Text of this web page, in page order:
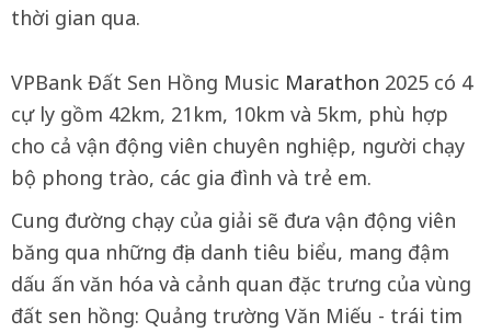
thời gian qua.
VPBank Đất Sen Hồng Music Marathon 2025 có 4
cự ly gồm 42km, 21km, 10km và 5km, phù hợp
cho cả vận động viên chuyên nghiệp, người chạy
bộ phong trào, các gia đình và trẻ em.
Cung đường chạy của giải sẽ đưa vận động viên
băng qua những địa danh tiêu biểu, mang đậm
dấu ấn văn hóa và cảnh quan đặc trưng của vùng
đất sen hồng: Quảng trường Văn Miếu - trái tim